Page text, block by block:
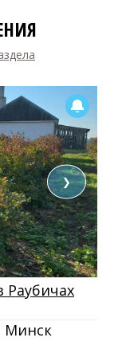
❯
Раубичах
Минск